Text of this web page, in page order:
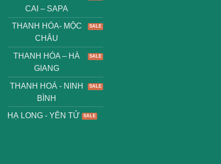
CAI – SAPA
THANH HÓA- MỘC
CHÂU
THANH HÓA – HÀ
GIANG
THANH HOÁ - NINH
BÌNH
HẠ LONG - YÊN TỬ